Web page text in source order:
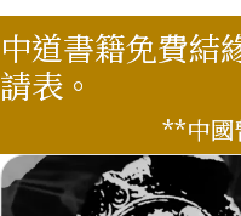
中道書籍免費結
請表。
**中國